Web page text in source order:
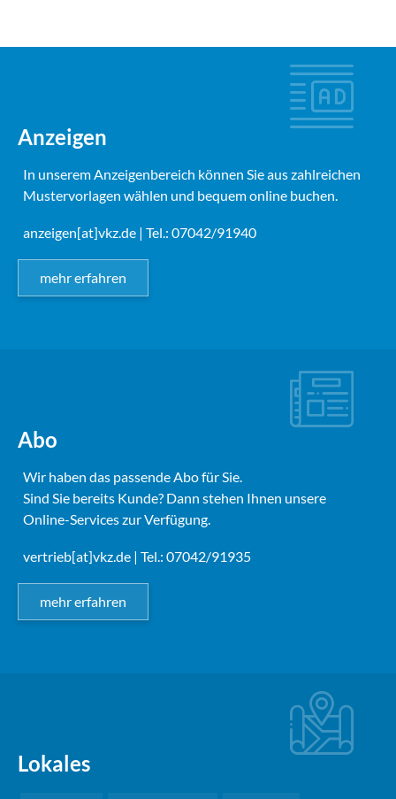
Anzeigen
In unserem Anzeigenbereich können Sie aus zahlreichen
Mustervorlagen wählen und bequem online buchen.
anzeigen[at]vkz.de | Tel.: 07042/91940
mehr erfahren
Abo
Wir haben das passende Abo für Sie.
Sind Sie bereits Kunde? Dann stehen Ihnen unsere
Online-Services zur Verfügung.
vertrieb[at]vkz.de | Tel.: 07042/91935
mehr erfahren
Lokales